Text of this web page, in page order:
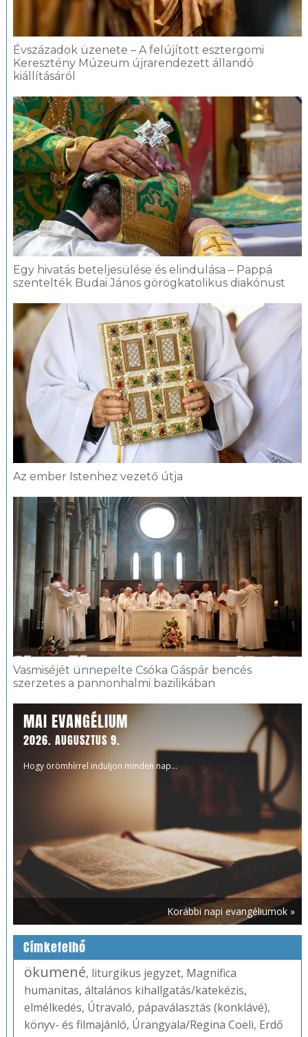
Évszázadok üzenete – A felújított esztergomi
Keresztény Múzeum újrarendezett állandó
kiállításáról
Egy hivatás beteljesülése és elindulása – Pappá
szentelték Budai János görögkatolikus diakónust
Az ember Istenhez vezető útja
Vasmiséjét ünnepelte Csóka Gáspár bencés
szerzetes a pannonhalmi bazilikában
MAI EVANGÉLIUM
2026. AUGUSZTUS 9.
Hogy örömhírrel induljon minden nap...
Korábbi napi evangéliumok »
Címkefelhő
ökumené, liturgikus jegyzet, Magnifica
humanitas, általános kihallgatás/katekézis,
elmélkedés, Útravaló, pápaválasztás (konklávé),
könyv- és filmajánló, Úrangyala/Regina Coeli, Erdő